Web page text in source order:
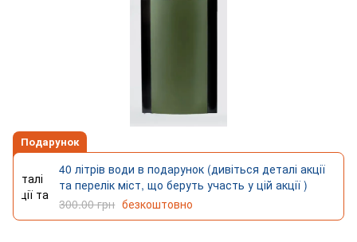
Подарунок
40 літрів води в подарунок (дивіться деталі акції
та перелік міст, що беруть участь у цій акції )
300.00 грн безкоштовно